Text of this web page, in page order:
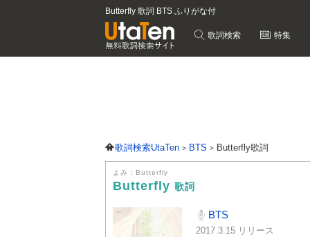
Butterfly 歌詞 BTS ふりがな付
歌詞検索 特集
歌詞検索UtaTen BTS Butterfly歌詞
よみ：Butterfly
Butterfly 歌詞
BTS
2017.3.15 リリース